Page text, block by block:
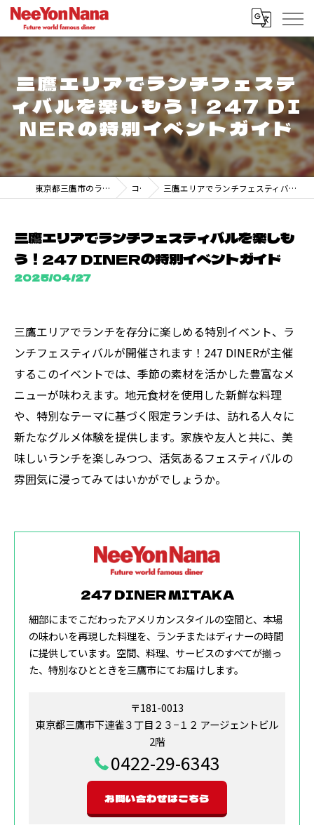
三鷹エリアでランチフェステ
ィバルを楽しもう！247 DI
NERの特別イベントガイド
東京都三鷹市のランチなら247 DINER MITAKA コラム 三鷹エリアでランチフェスティバルを楽しもう！247 DINERの特別イベントガイド
三鷹エリアでランチフェスティバルを楽しも
う！247 DINERの特別イベントガイド
2025/04/27
三鷹エリアでランチを存分に楽しめる特別イベント、ラ
ンチフェスティバルが開催されます！247 DINERが主催
するこのイベントでは、季節の素材を活かした豊富なメ
ニューが味わえます。地元食材を使用した新鮮な料理
や、特別なテーマに基づく限定ランチは、訪れる人々に
新たなグルメ体験を提供します。家族や友人と共に、美
味しいランチを楽しみつつ、活気あるフェスティバルの
雰囲気に浸ってみてはいかがでしょうか。
247 DINER MITAKA
細部にまでこだわったアメリカンスタイルの空間と、本場
の味わいを再現した料理を、ランチまたはディナーの時間
に提供しています。空間、料理、サービスのすべてが揃っ
た、特別なひとときを三鷹市にてお届けします。
〒181-0013
東京都三鷹市下連雀３丁目２３−１２ アージェントビル
2階
0422-29-6343
お問い合わせはこちら